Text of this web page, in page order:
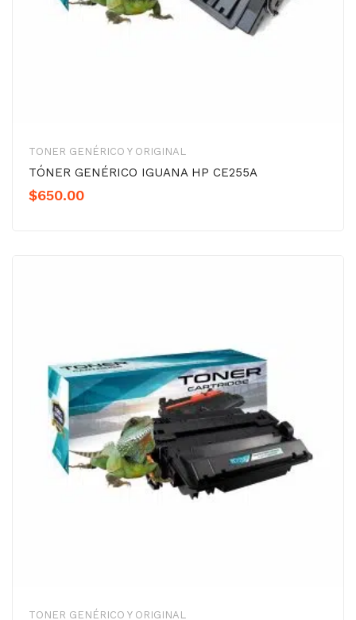
TONER GENÉRICO Y ORIGINAL
TÓNER GENÉRICO IGUANA HP CE255A
$650.00
TONER GENÉRICO Y ORIGINAL